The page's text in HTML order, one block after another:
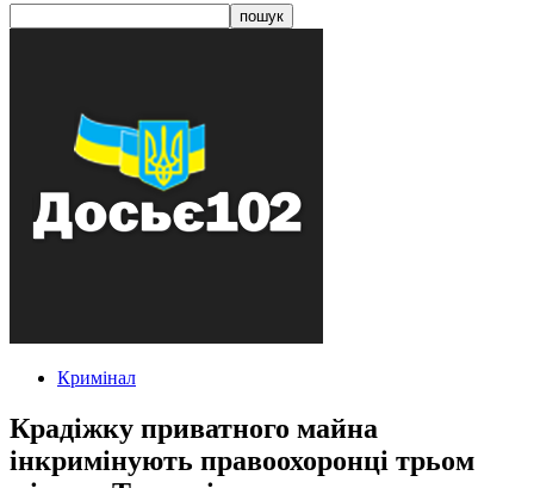
Кримінал
Крадіжку приватного майна
інкримінують правоохоронці трьом